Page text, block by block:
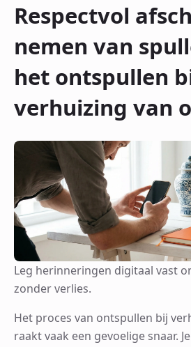
Respectvol
nemen van
het ontspullen
verhuizing van
Leg herinneringen digitaal vast
zonder verlies.
Het proces van ontspullen bij
raakt vaak een gevoelige snaar.